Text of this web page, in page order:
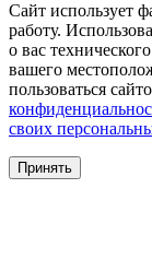
Сайт использует
работу.
о вас
вашего
пользоваться
своих
Принять